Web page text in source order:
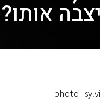
אותו?
photo: